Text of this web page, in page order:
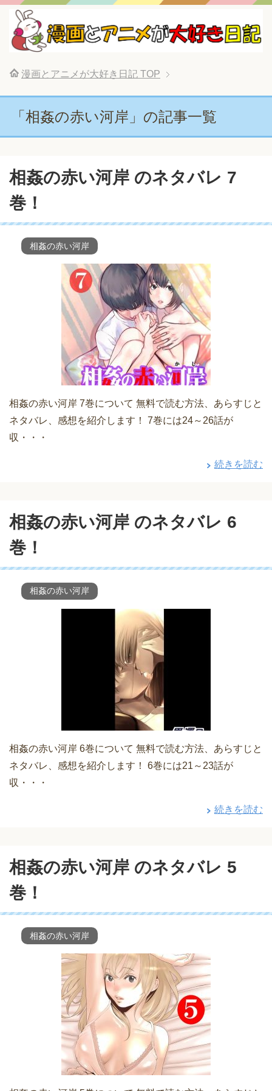
漫画とアニメが大好き日記 TOP
「相姦の赤い河岸」の記事一覧
相姦の赤い河岸 のネタバレ 7
巻！
相姦の赤い河岸
相姦の赤い河岸 7巻について 無料で読む方法、あらすじと
ネタバレ、感想を紹介します！ 7巻には24～26話が
収・・・
続きを読む
相姦の赤い河岸 のネタバレ 6
巻！
相姦の赤い河岸
相姦の赤い河岸 6巻について 無料で読む方法、あらすじと
ネタバレ、感想を紹介します！ 6巻には21～23話が
収・・・
続きを読む
相姦の赤い河岸 のネタバレ 5
巻！
相姦の赤い河岸